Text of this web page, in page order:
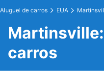
Aluguel de carros EUA
carros